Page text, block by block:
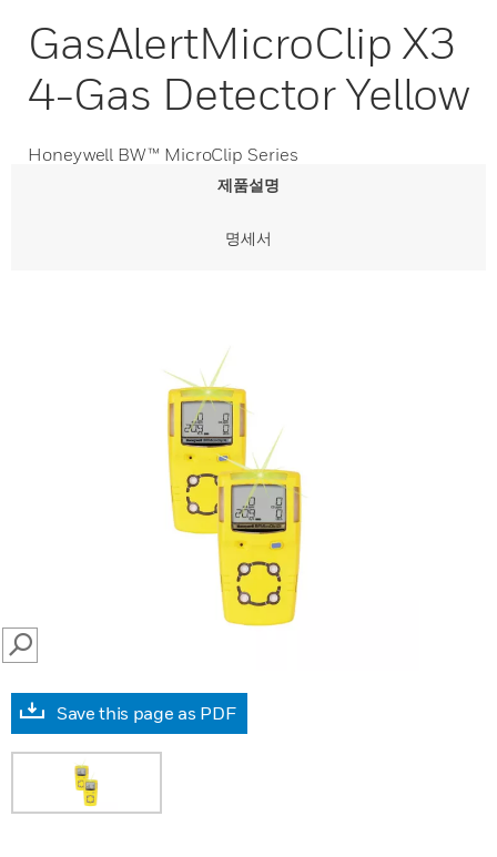
GasAlertMicroClip X3
4-Gas Detector Yellow
Honeywell BW™ MicroClip Series
제품설명
명세서
SEARCH
Save this page as PDF